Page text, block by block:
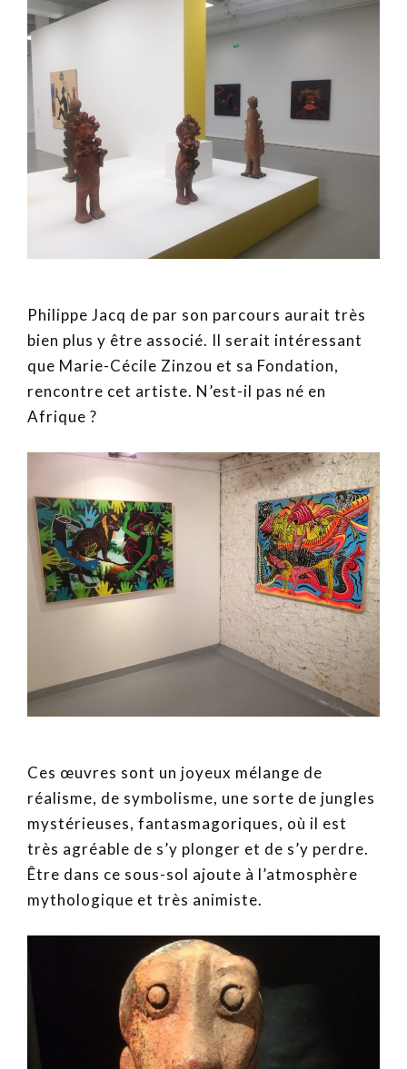
Philippe Jacq de par son parcours aurait très
bien plus y être associé. Il serait intéressant
que Marie-Cécile Zinzou et sa Fondation,
rencontre cet artiste. N’est-il pas né en
Afrique ?
Ces œuvres sont un joyeux mélange de
réalisme, de symbolisme, une sorte de jungles
mystérieuses, fantasmagoriques, où il est
très agréable de s’y plonger et de s’y perdre.
Être dans ce sous-sol ajoute à l’atmosphère
mythologique et très animiste.